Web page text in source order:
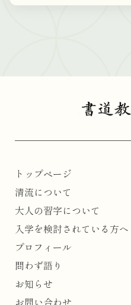
トップページ
清流について
大人の習字について
入学を検討されている方へ
プロフィール
問わず語り
お知らせ
お問い合わせ